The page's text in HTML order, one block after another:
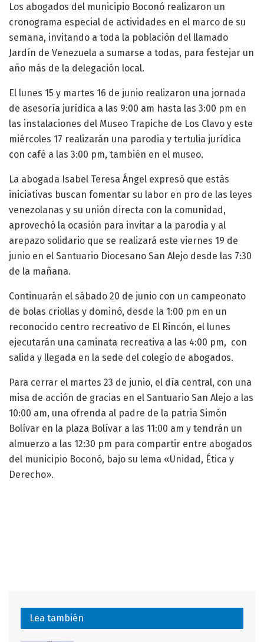
Los abogados del municipio Boconó realizaron un
cronograma especial de actividades en el marco de su
semana, invitando a toda la población del llamado
Jardín de Venezuela a sumarse a todas, para festejar un
año más de la delegación local.
El lunes 15 y martes 16 de junio realizaron una jornada
de asesoría jurídica a las 9:00 am hasta las 3:00 pm en
las instalaciones del Museo Trapiche de Los Clavo y este
miércoles 17 realizarán una parodia y tertulia jurídica
con café a las 3:00 pm, también en el museo.
La abogada Isabel Teresa Ángel expresó que estás
iniciativas buscan fomentar su labor en pro de las leyes
venezolanas y su unión directa con la comunidad,
aprovechó la ocasión para invitar a la parodia y al
arepazo solidario que se realizará este viernes 19 de
junio en el Santuario Diocesano San Alejo desde las 7:30
de la mañana.
Continuarán el sábado 20 de junio con un campeonato
de bolas criollas y dominó, desde la 1:00 pm en un
reconocido centro recreativo de El Rincón, el lunes
ejecutarán una caminata recreativa a las 4:00 pm, con
salida y llegada en la sede del colegio de abogados.
Para cerrar el martes 23 de junio, el día central, con una
misa de acción de gracias en el Santuario San Alejo a las
10:00 am, una ofrenda al padre de la patria Simón
Bolívar en la plaza Bolívar a las 11:00 am y tendrán un
almuerzo a las 12:30 pm para compartir entre abogados
del municipio Boconó, bajo su lema «Unidad, Ética y
Derecho».
Lea también